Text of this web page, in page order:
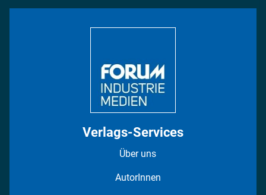
Verlags-Services
Über uns
AutorInnen